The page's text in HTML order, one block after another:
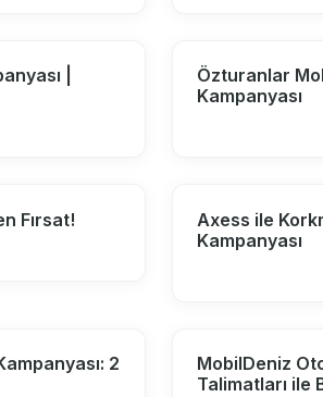
|
Özturanlar
Kampanyası
Fırsat!
Axess ile
Kampanyası
2
MobilDeniz
Talimatları ile